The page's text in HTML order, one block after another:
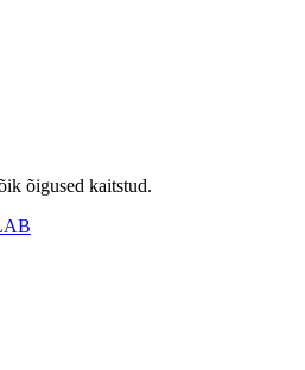
õigused kaitstud.